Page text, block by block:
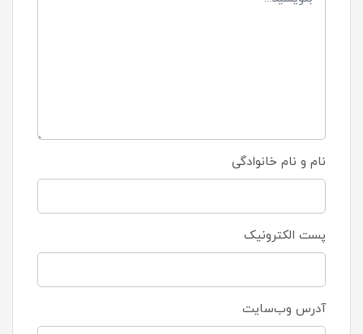
نام و نام خانوادگی
پست الکترونیک
آدرس وب‌سایت